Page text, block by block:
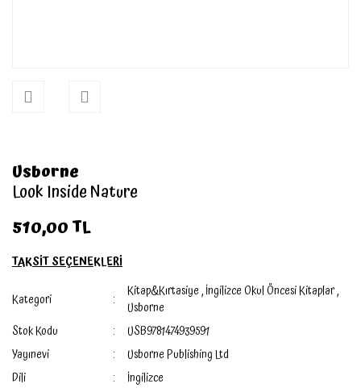
Usborne
Look Inside Nature
510,00 TL
TAKSİT SEÇENEKLERİ
Kategori Kitap&Kırtasiye,İngilizce Okul Öncesi Kitaplar,
Usborne
Stok Kodu
USB9781474939591
Yayınevi
Usborne Publishing Ltd
Dili
İngilizce